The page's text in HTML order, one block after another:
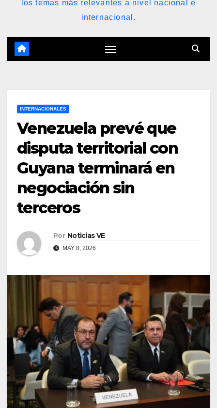
los temas más relevantes a nivel nacional e
internacional.
INTERNACIONALES
Venezuela prevé que
disputa territorial con
Guyana terminará en
negociación sin
terceros
Por Noticias VE
MAY 8, 2026